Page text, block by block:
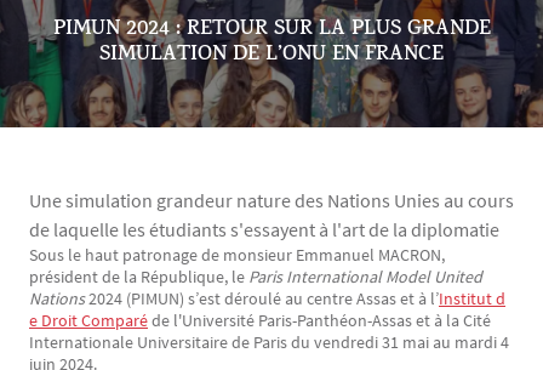
PIMUN 2024 : RETOUR SUR LA PLUS GRANDE
SIMULATION DE L’ONU EN FRANCE
Une simulation grandeur nature des Nations Unies au cours
de laquelle les étudiants s'essayent à l'art de la diplomatie
Texte
Sous le haut patronage de monsieur Emmanuel MACRON,
président de la République, le Paris International Model United
Nations2024 (PIMUN) s’est déroulé au centre Assas et à l’Institut d
e Droit Comparéde l'Université Paris-Panthéon-Assas et à la Cité
Internationale Universitaire de Paris du vendredi 31 mai au mardi 4
juin 2024.